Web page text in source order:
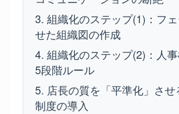
3. 組織化のステップ(1)：フ
せた組織図の作成
4. 組織化のステップ(2)：人
5段階ルール
5. 店長の質を「平準化」させ
制度の導入